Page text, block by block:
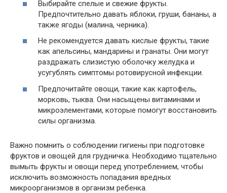
Выбирайте спелые и свежие фрукты.
Предпочтительно давать яблоки, груши, бананы, а
также ягоды (малина, черника).
Не рекомендуется давать кислые фрукты, такие
как апельсины, мандарины и гранаты. Они могут
раздражать слизистую оболочку желудка и
усугублять симптомы ротовирусной инфекции.
Предпочитайте овощи, такие как картофель,
морковь, тыква. Они насыщены витаминами и
микроэлементами, которые помогут восстановить
силы организма.
Важно помнить о соблюдении гигиены при подготовке
фруктов и овощей для грудничка. Необходимо тщательно
вымыть фрукты и овощи перед употреблением, чтобы
исключить возможность попадания вредных
микроорганизмов в организм ребенка.